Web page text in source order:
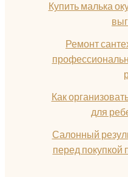
Купить малька
Ремонт
Как
для
Салонный
перед покупкой